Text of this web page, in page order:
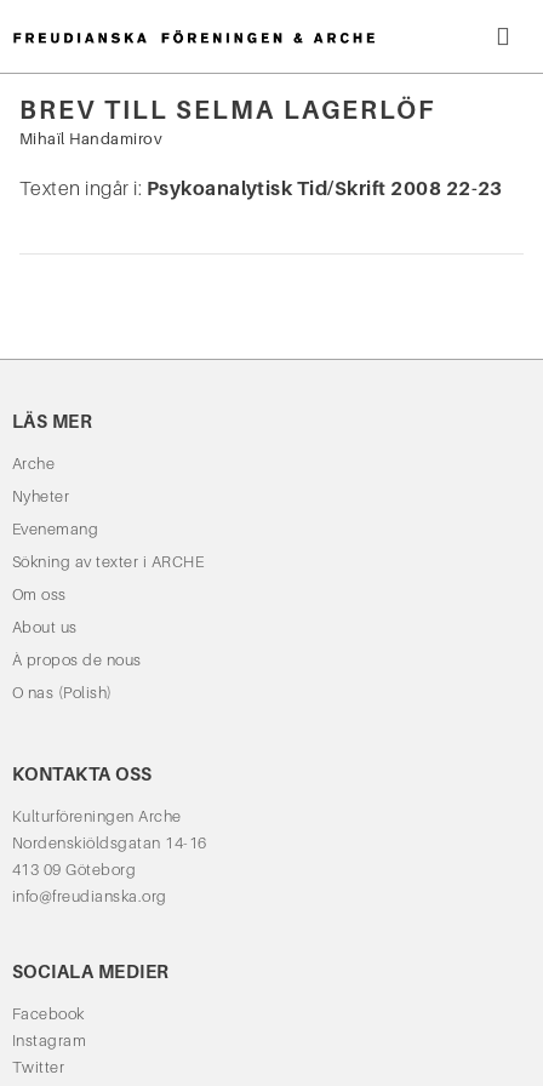
till
innehåll
Sök
BREV TILL SELMA LAGERLÖF
Mihaïl Handamirov
Texten ingår i: Psykoanalytisk Tid/Skrift 2008 22-23
LÄS MER
Arche
Nyheter
Evenemang
Sökning av texter i ARCHE
Om oss
About us
À propos de nous
O nas (Polish)
KONTAKTA OSS
Kulturföreningen Arche
Nordenskiöldsgatan 14-16
413 09 Göteborg
info@freudianska.org
SOCIALA MEDIER
Facebook
Instagram
Twitter